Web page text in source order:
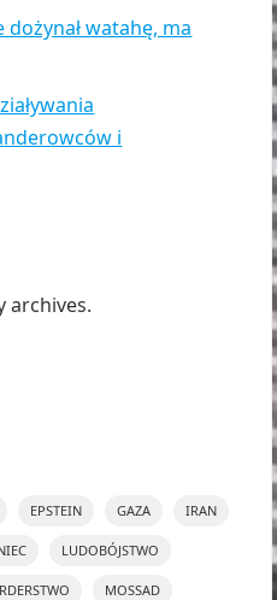
watahę, ma
i
archives.
EPSTEIN GAZA IRAN
LUDOBÓJSTWO
MOSSAD